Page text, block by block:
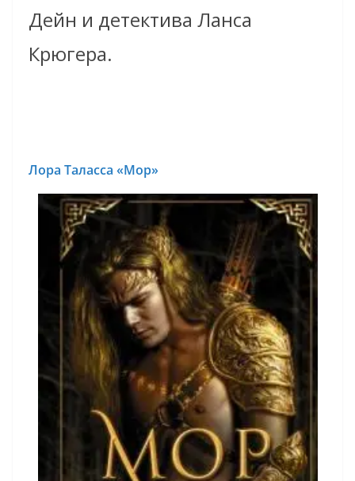
Дейн и детектива Ланса
Крюгера.
Лора Таласса «Мор»